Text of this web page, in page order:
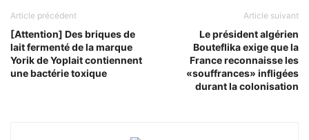
Article précédent
[Attention] Des briques de
lait fermenté de la marque
Yorik de Yoplait contiennent
une bactérie toxique
Article suivant
Le président algérien
Bouteflika exige que la
France reconnaisse les
«souffrances» infligées
durant la colonisation